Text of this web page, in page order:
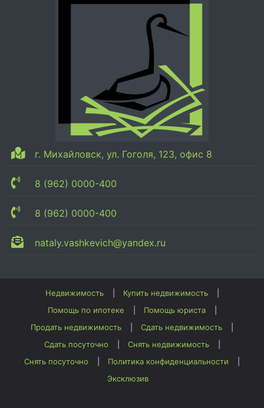
г. Михайловск, ул. Гоголя, 123, офис 8
8 (962) 0000-400
8 (962) 0000-400
nataly.vashkevich@yandex.ru
Недвижимость
Купить недвижимость
Помощь по ипотеке
Помощь юриста
Продать недвижимость
Сдать недвижимость
Сдать посуточно
Снять недвижимость
Снять посуточно
Политика конфиденциальности
Эксклюзив